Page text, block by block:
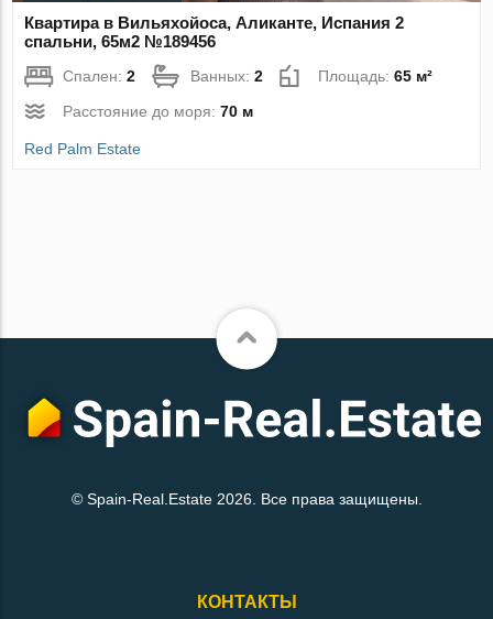
Квартира в Вильяхойоса, Аликанте, Испания 2
спальни, 65м2 №189456
Спален:2 Ванных:2 Площадь:65 м²
Расстояние до моря:70 м
Red Palm Estate
© Spain-Real.Estate 2026. Все права защищены.
КОНТАКТЫ